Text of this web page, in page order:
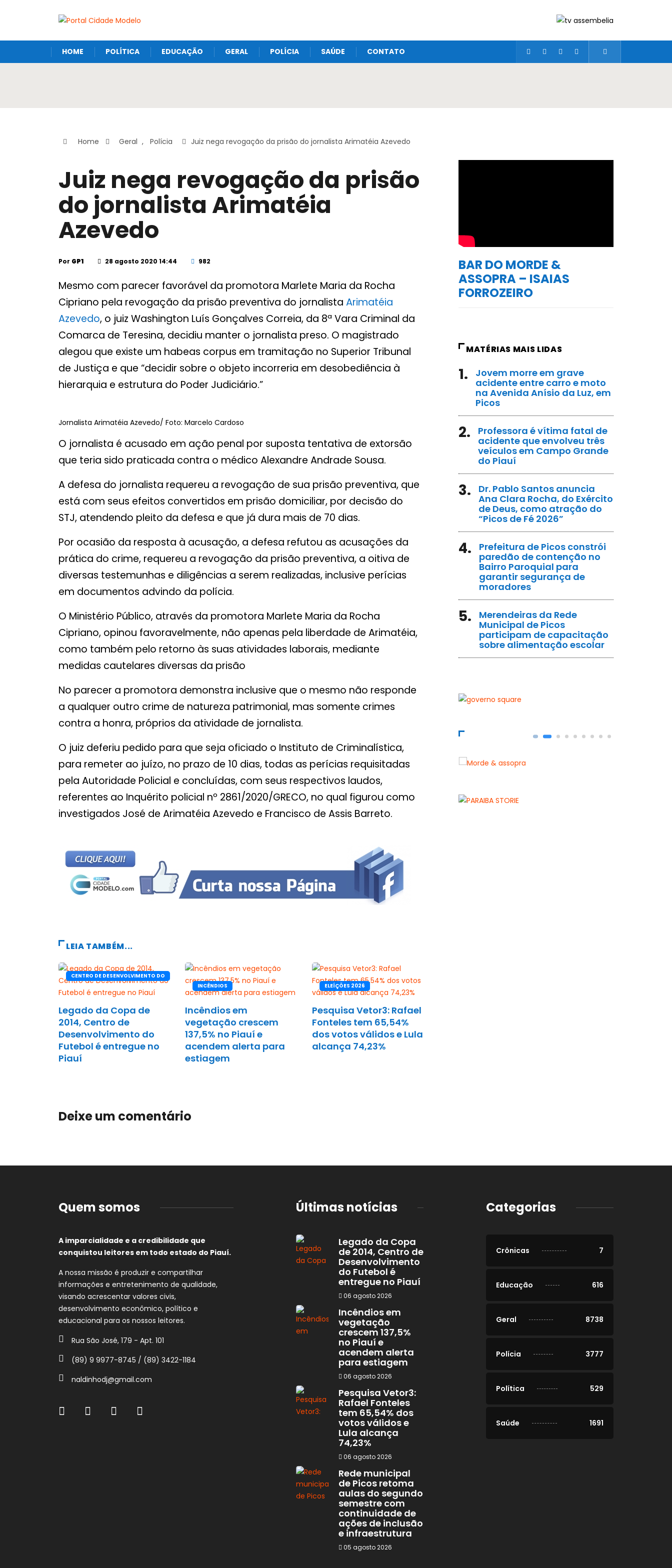
HOME POLÍTICA EDUCAÇÃO GERAL POLÍCIA SAÚDE CONTATO
Home Geral , Polícia Juiz nega revogação da prisão do jornalista Arimatéia Azevedo
Juiz nega revogação da prisão
do jornalista Arimatéia
Azevedo
Por GP1 28 agosto 2020 14:44 982
Mesmo com parecer favorável da promotora Marlete Maria da Rocha
Cipriano pela revogação da prisão preventiva do jornalista Arimatéia
Azevedo, o juiz Washington Luís Gonçalves Correia, da 8ª Vara Criminal da
Comarca de Teresina, decidiu manter o jornalista preso. O magistrado
alegou que existe um habeas corpus em tramitação no Superior Tribunal
de Justiça e que “decidir sobre o objeto incorreria em desobediência à
hierarquia e estrutura do Poder Judiciário.”
Jornalista Arimatéia Azevedo/ Foto: Marcelo Cardoso
O jornalista é acusado em ação penal por suposta tentativa de extorsão
que teria sido praticada contra o médico Alexandre Andrade Sousa.
A defesa do jornalista requereu a revogação de sua prisão preventiva, que
está com seus efeitos convertidos em prisão domiciliar, por decisão do
STJ, atendendo pleito da defesa e que já dura mais de 70 dias.
Por ocasião da resposta à acusação, a defesa refutou as acusações da
prática do crime, requereu a revogação da prisão preventiva, a oitiva de
diversas testemunhas e diligências a serem realizadas, inclusive perícias
em documentos advindo da polícia.
O Ministério Público, através da promotora Marlete Maria da Rocha
Cipriano, opinou favoravelmente, não apenas pela liberdade de Arimatéia,
como também pelo retorno às suas atividades laborais, mediante
medidas cautelares diversas da prisão
No parecer a promotora demonstra inclusive que o mesmo não responde
a qualquer outro crime de natureza patrimonial, mas somente crimes
contra a honra, próprios da atividade de jornalista.
O juiz deferiu pedido para que seja oficiado o Instituto de Criminalística,
para remeter ao juízo, no prazo de 10 dias, todas as perícias requisitadas
pela Autoridade Policial e concluídas, com seus respectivos laudos,
referentes ao Inquérito policial nº 2861/2020/GRECO, no qual figurou como
investigados José de Arimatéia Azevedo e Francisco de Assis Barreto.
LEIA TAMBÉM...
CENTRO DE DESENVOLVIMENTO DO
Legado da Copa de
2014, Centro de
Desenvolvimento do
Futebol é entregue no
Piauí
INCÊNDIOS
Incêndios em
vegetação crescem
137,5% no Piauí e
acendem alerta para
estiagem
ELEÍÇÕES 2026
Pesquisa Vetor3: Rafael
Fonteles tem 65,54%
dos votos válidos e Lula
alcança 74,23%
Deixe um comentário
BAR DO MORDE &
ASSOPRA – ISAIAS
FORROZEIRO
MATÉRIAS MAIS LIDAS
1.
Jovem morre em grave
acidente entre carro e moto
na Avenida Anísio da Luz, em
Picos
2.
Professora é vítima fatal de
acidente que envolveu três
veículos em Campo Grande
do Piauí
3.
Dr. Pablo Santos anuncia
Ana Clara Rocha, do Exército
de Deus, como atração do
“Picos de Fé 2026”
4.
Prefeitura de Picos constrói
paredão de contenção no
Bairro Paroquial para
garantir segurança de
moradores
5.
Merendeiras da Rede
Municipal de Picos
participam de capacitação
sobre alimentação escolar
Quem somos
A imparcialidade e a credibilidade que
conquistou leitores em todo estado do Piauí.
A nossa missão é produzir e compartilhar
informações e entretenimento de qualidade,
visando acrescentar valores civis,
desenvolvimento econômico, político e
educacional para os nossos leitores.
Rua São José, 179 - Apt. 101
(89) 9 9977-8745 / (89) 3422-1184
naldinhodj@gmail.com
Últimas notícias
Legado da Copa
de 2014, Centro de
Desenvolvimento
do Futebol é
entregue no Piauí
06 agosto 2026
Incêndios em
vegetação
crescem 137,5%
no Piauí e
acendem alerta
para estiagem
06 agosto 2026
Pesquisa Vetor3:
Rafael Fonteles
tem 65,54% dos
votos válidos e
Lula alcança
74,23%
06 agosto 2026
Rede municipal
de Picos retoma
aulas do segundo
semestre com
continuidade de
ações de inclusão
e infraestrutura
05 agosto 2026
Categorias
Crônicas 7
Educação 616
Geral 8738
Polícia 3777
Política 529
Saúde 1691